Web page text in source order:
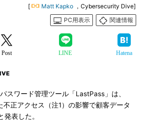
[ Matt Kapko ，Cybersecurity Dive]
PC用表示
関連情報
Post LINE Hatena
スワード管理ツール「LastPass」は、
不正アクセス（注1）の影響で顧客データ
表した。